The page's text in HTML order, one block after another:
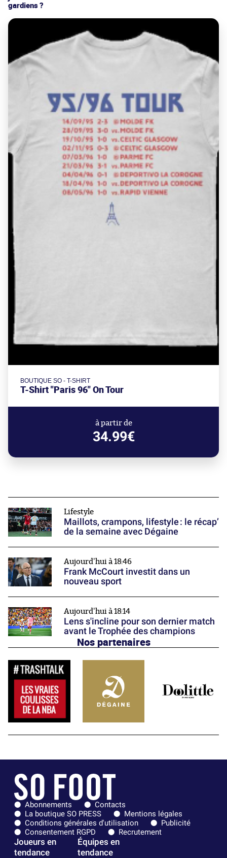
gardiens ?
BOUTIQUE SO - T-SHIRT
T-Shirt "Paris 96" On Tour
à partir de
34.99€
Lifestyle
Maillots, crampons, lifestyle : le récap’
de la semaine avec Dégaine
Aujourd'hui à 18:46
Frank McCourt investit dans un
nouveau sport
Aujourd'hui à 18:14
Lens s'incline pour son dernier match
avant le Trophée des champions
Nos partenaires
Abonnements
Contacts
La boutique SO PRESS
Mentions légales
Conditions générales d'utilisation
Publicité
Consentement RGPD
Recrutement
Joueurs en
tendance
Équipes en
tendance